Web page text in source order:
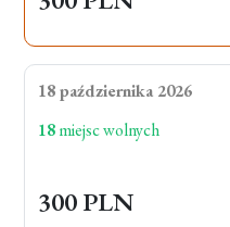
18 października 2026
18miejsc wolnych
300 PLN